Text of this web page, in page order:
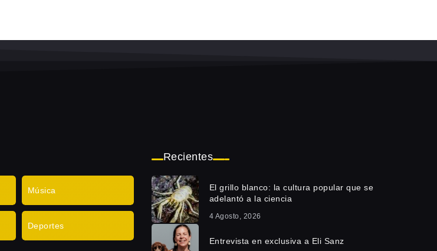
Música
Deportes
Recientes
El grillo blanco: la cultura popular que se
adelantó a la ciencia
4 Agosto, 2026
Entrevista en exclusiva a Eli Sanz